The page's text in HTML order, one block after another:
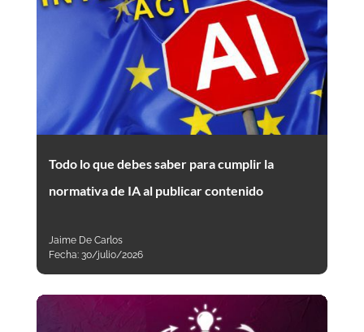
Todo lo que debes saber para cumplir la
normativa de IA al publicar contenido
Jaime De Carlos
Fecha: 30/julio/2026